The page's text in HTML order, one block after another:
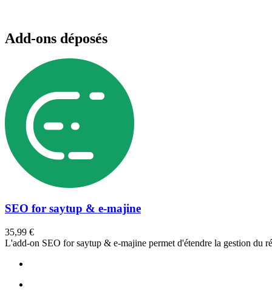
Add-ons déposés
SEO for saytup & e-majine
35,99 €
L'add-on SEO for saytup & e-majine permet d'étendre la gestion du